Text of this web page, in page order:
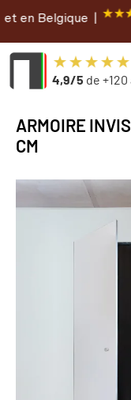
| |
4,9/5 de +120
ARMOIRE
CM